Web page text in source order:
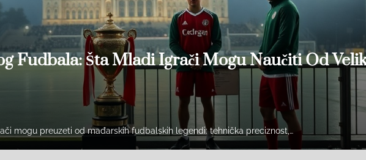
Fudbala: Šta Mladi Igrači Mogu Naučiti Od
mogu preuzeti od mađarskih fudbalskih legendi: tehnička preciznost,…